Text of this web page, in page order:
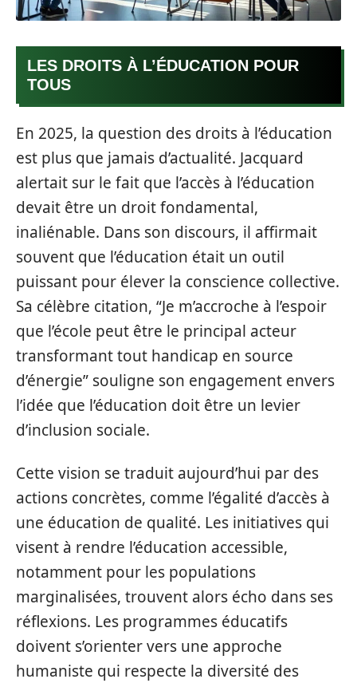
LES DROITS À L’ÉDUCATION POUR
TOUS
En 2025, la question des droits à l’éducation
est plus que jamais d’actualité. Jacquard
alertait sur le fait que l’accès à l’éducation
devait être un droit fondamental,
inaliénable. Dans son discours, il affirmait
souvent que l’éducation était un outil
puissant pour élever la conscience collective.
Sa célèbre citation, “Je m’accroche à l’espoir
que l’école peut être le principal acteur
transformant tout handicap en source
d’énergie” souligne son engagement envers
l’idée que l’éducation doit être un levier
d’inclusion sociale.
Cette vision se traduit aujourd’hui par des
actions concrètes, comme l’égalité d’accès à
une éducation de qualité. Les initiatives qui
visent à rendre l’éducation accessible,
notamment pour les populations
marginalisées, trouvent alors écho dans ses
réflexions. Les programmes éducatifs
doivent s’orienter vers une approche
humaniste qui respecte la diversité des